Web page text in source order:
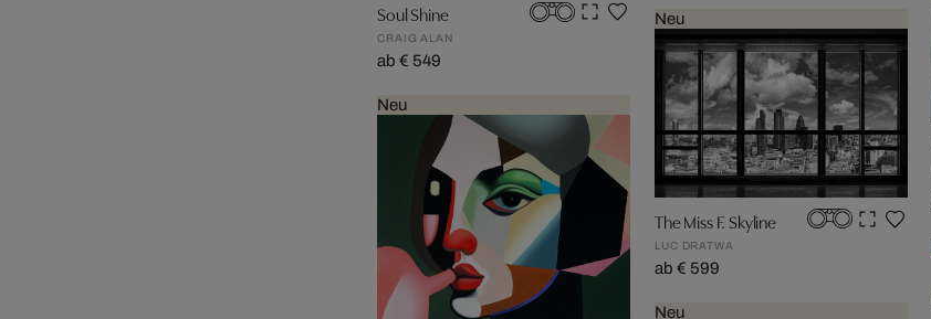
Soul Shine
CRAIG ALAN
ab € 549
Neu
Neu
The Miss F. Skyline
LUC DRATWA
ab € 599
Neu